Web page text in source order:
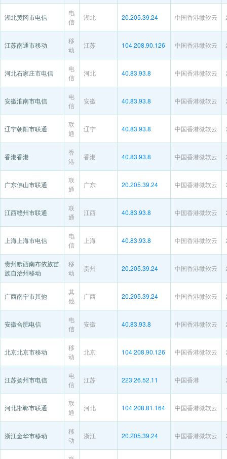
湖北黄冈市电信
电
信
湖北 20.205.39.24 中国香港微软云
江苏南通市移动
移
动
江苏 104.208.90.126 中国香港微软云
河北石家庄市电信
电
信
河北 40.83.93.8 中国香港微软云
安徽淮南市电信
电
信
安徽 40.83.93.8 中国香港微软云
辽宁朝阳市联通
联
通
辽宁 40.83.93.8 中国香港微软云
香港香港
香
港
香港 40.83.93.8 中国香港微软云
广东佛山市联通
联
通
广东 20.205.39.24 中国香港微软云
江西赣州市联通
联
通
江西 40.83.93.8 中国香港微软云
上海上海市电信
电
信
上海 40.83.93.8 中国香港微软云
贵州黔西南布依族苗
族自治州移动
移
动
贵州 20.205.39.24 中国香港微软云
广西南宁市其他
其
他
广西 20.205.39.24 中国香港微软云
安徽合肥电信
电
信
安徽 40.83.93.8 中国香港微软云
北京北京市移动
移
动
北京 104.208.90.126 中国香港微软云
江苏扬州市电信
电
信
江苏 223.26.52.11 中国香港
河北邯郸市联通
联
通
河北 104.208.81.164 中国香港微软云
浙江金华市移动
移
动
浙江 20.205.39.24 中国香港微软云